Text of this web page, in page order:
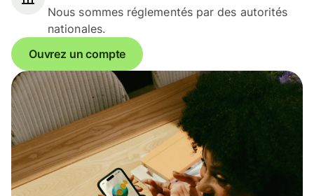
Nous sommes réglementés par des autorités
nationales.
Ouvrez un compte